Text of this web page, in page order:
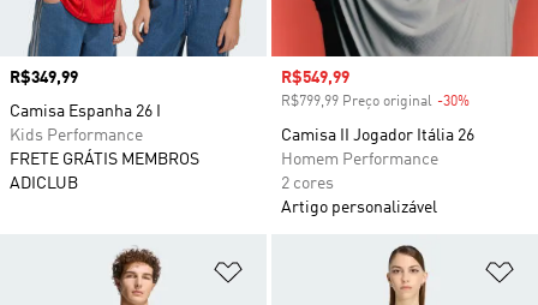
Preço
R$349,99
Camisa Espanha 26 I
Kids Performance
FRETE GRÁTIS MEMBROS
ADICLUB
Preço com desconto
R$549,99
R$799,99 Preço original -30%
Camisa II Jogador Itália 26
Homem Performance
2 cores
Artigo personalizável
Adicionar à Lista de Desejos